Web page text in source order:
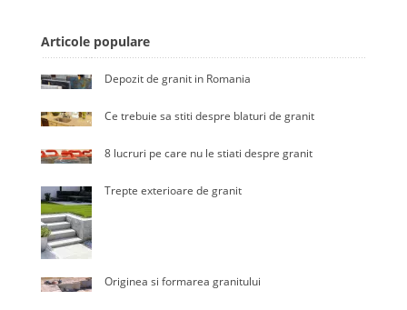
Articole populare
Depozit de granit in Romania
Ce trebuie sa stiti despre blaturi de granit
8 lucruri pe care nu le stiati despre granit
Trepte exterioare de granit
Originea si formarea granitului